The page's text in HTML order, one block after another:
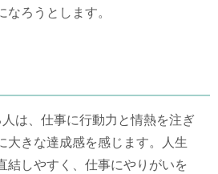
ろうとします。
は、仕事に行動力と情熱を注ぎ
大きな達成感を感じます。人生
結しやすく、仕事にやりがいを